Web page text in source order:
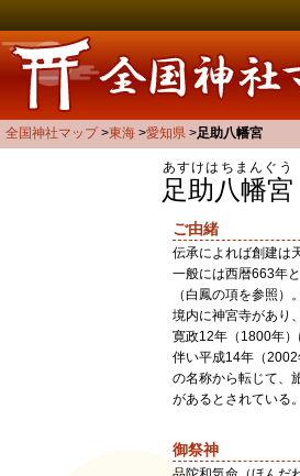
全国神社マップ 東海 愛知県 足助八幡宮
足助八幡宮
あすけはちまんぐう
ご由緒
伝承によれば創建は
一般には西暦663年
（白鳳の項を参照
境内に神宮寺があり
寛政12年（1800年
伴い平成14年（2002
の名称から転じて、
があるとされている。
御祭神